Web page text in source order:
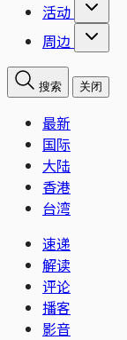
活动
周边
搜索 关闭
最新
国际
大陆
香港
台湾
速递
解读
评论
播客
影音